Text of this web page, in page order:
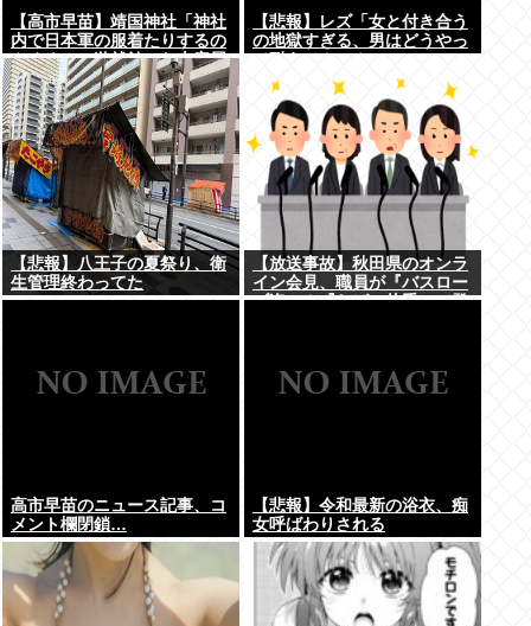
【高市早苗】靖国神社「神社
内で日本軍の服着たりするの
やめろ！」遊就館のお土産屋
がこちら
【悲報】レズ「女と付き合う
の地獄すぎる、男はどうやっ
【悲報】八王子の夏祭り、衛
生管理終わってた
【放送事故】秋田県のオンラ
イン会見、職員が『バスロー
ブ姿』＆『たばこ片手』で登
高市早苗のニュース記事、コ
メント欄閉鎖…
【悲報】令和最新の浴衣、痴
女呼ばわりされる